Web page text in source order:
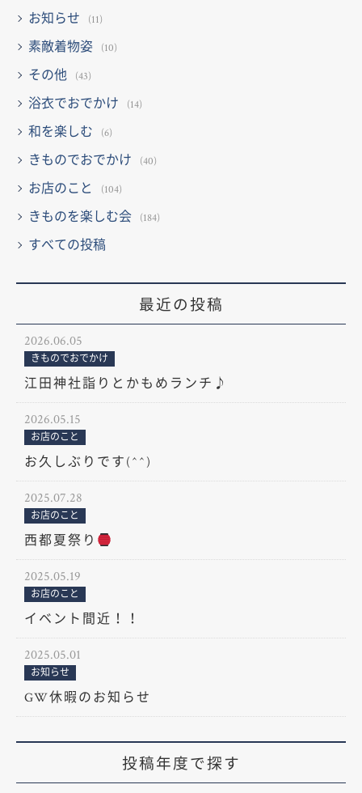
お知らせ (11)
素敵着物姿 (10)
その他 (43)
浴衣でおでかけ (14)
和を楽しむ (6)
きものでおでかけ (40)
お店のこと (104)
きものを楽しむ会 (184)
すべての投稿
最近の投稿
2026.06.05
きものでおでかけ
江田神社詣りとかもめランチ♪
2026.05.15
お店のこと
お久しぶりです(^^)
2025.07.28
お店のこと
西都夏祭り
2025.05.19
お店のこと
イベント間近！！
2025.05.01
お知らせ
GW休暇のお知らせ
投稿年度で探す